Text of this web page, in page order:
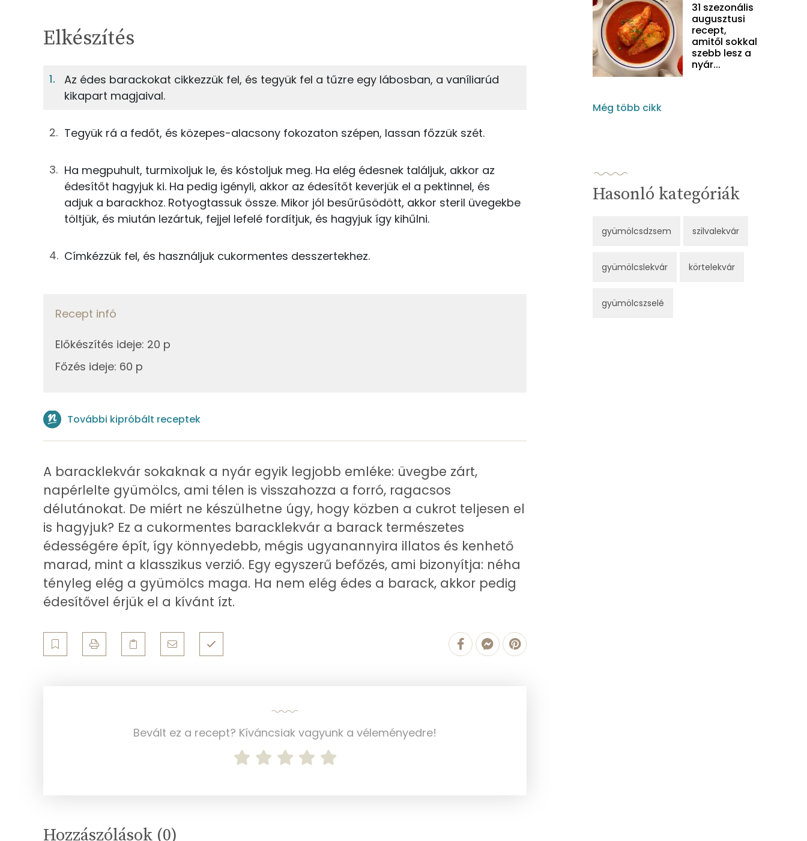
333g sárgabarack
0gvanília
0 kcal
3gpektin 11 kcal
Összesen
TÁPANYAGTARTALOM
Foszfor
Kálcium
Magnézium
Nátrium
C vitamin:
Kolin:
β-karotin
E vitamin:
Összesen
Összesen
Egyszeresen telítetlen zsírsav:
Többszörösen telítetlen zsírsav
0 g
Koleszterin
Ásványi anyagok
Összesen
Szelén
0 mg
Elkészítés
Az édes barackokat cikkezzük fel, és tegyük fel a tűzre egy lábosban, a vaníliarúd
kikapart magjaival.
Tegyük rá a fedőt, és közepes-alacsony fokozaton szépen, lassan főzzük szét.
Ha megpuhult, turmixoljuk le, és kóstoljuk meg. Ha elég édesnek találjuk, akkor az
édesítőt hagyjuk ki. Ha pedig igényli, akkor az édesítőt keverjük el a pektinnel, és
adjuk a barackhoz. Rotyogtassuk össze. Mikor jól besűrűsödött, akkor steril üvegekbe
töltjük, és miután lezártuk, fejjel lefelé fordítjuk, és hagyjuk így kihűlni.
Címkézzük fel, és használjuk cukormentes desszertekhez.
Recept infó
Előkészítés ideje: 20 p
Főzés ideje: 60 p
További kipróbált receptek
A baracklekvár sokaknak a nyár egyik legjobb emléke: üvegbe zárt,
napérlelte gyümölcs, ami télen is visszahozza a forró, ragacsos
délutánokat. De miért ne készülhetne úgy, hogy közben a cukrot teljesen el
is hagyjuk? Ez a cukormentes baracklekvár a barack természetes
édességére épít, így könnyedebb, mégis ugyanannyira illatos és kenhető
marad, mint a klasszikus verzió. Egy egyszerű befőzés, ami bizonyítja: néha
tényleg elég a gyümölcs maga. Ha nem elég édes a barack, akkor pedig
édesítővel érjük el a kívánt ízt.
Bevált ez a recept? Kíváncsiak vagyunk a véleményedre!
Hozzászólások (0)
31 szezonális
augusztusi
recept,
amitől sokkal
szebb lesz a
nyár...
Még több cikk
Hasonló kategóriák
gyümölcsdzsem szilvalekvár
gyümölcslekvár körtelekvár
gyümölcszselé